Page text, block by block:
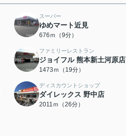
スーパー
ゆめマート近見
676ｍ（9分）
ファミリーレストラン
ジョイフル 熊本新土河原店
1473ｍ（19分）
ディスカウントショップ
ダイレックス 野中店
2011ｍ（26分）